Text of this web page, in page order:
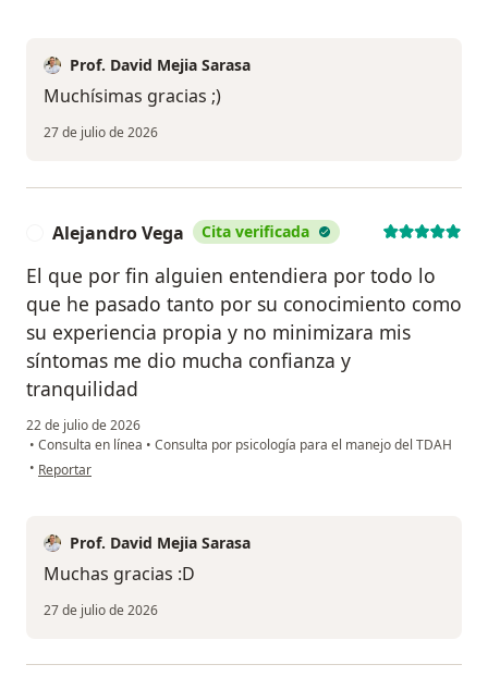
Prof. David Mejia Sarasa
Muchísimas gracias ;)
27 de julio de 2026
Alejandro Vega Cita verificada
El que por fin alguien entendiera por todo lo
que he pasado tanto por su conocimiento como
su experiencia propia y no minimizara mis
síntomas me dio mucha confianza y
tranquilidad
22 de julio de 2026
• Consulta en línea • Consulta por psicología para el manejo del TDAH
• en opinión del usuario Alejandro Vega
Reportar
Prof. David Mejia Sarasa
Muchas gracias :D
27 de julio de 2026